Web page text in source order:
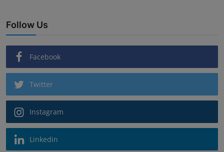
Follow Us
Facebook
Twitter
Instagram
Linkedin